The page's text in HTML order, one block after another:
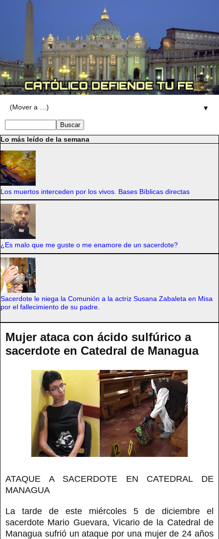
▼
Lo más leído de la semana
Los muertos interceden por los vivos. Bases Bíblicas directas
¿Es malo que me guste o me enamore de un sacerdote?
Sacerdote le niega la Comunión a la actriz Susana Zabaleta en Misa
por el fallecimiento de su padre.
Mujer ataca con ácido sulfúrico a
sacerdote en Catedral de Managua
ATAQUE A SACERDOTE EN CATEDRAL DE
MANAGUA
La tarde de este miércoles 5 de diciembre el
sacerdote Mario Guevara, Vicario de la Catedral de
Managua sufrió un ataque por una mujer de 24 años